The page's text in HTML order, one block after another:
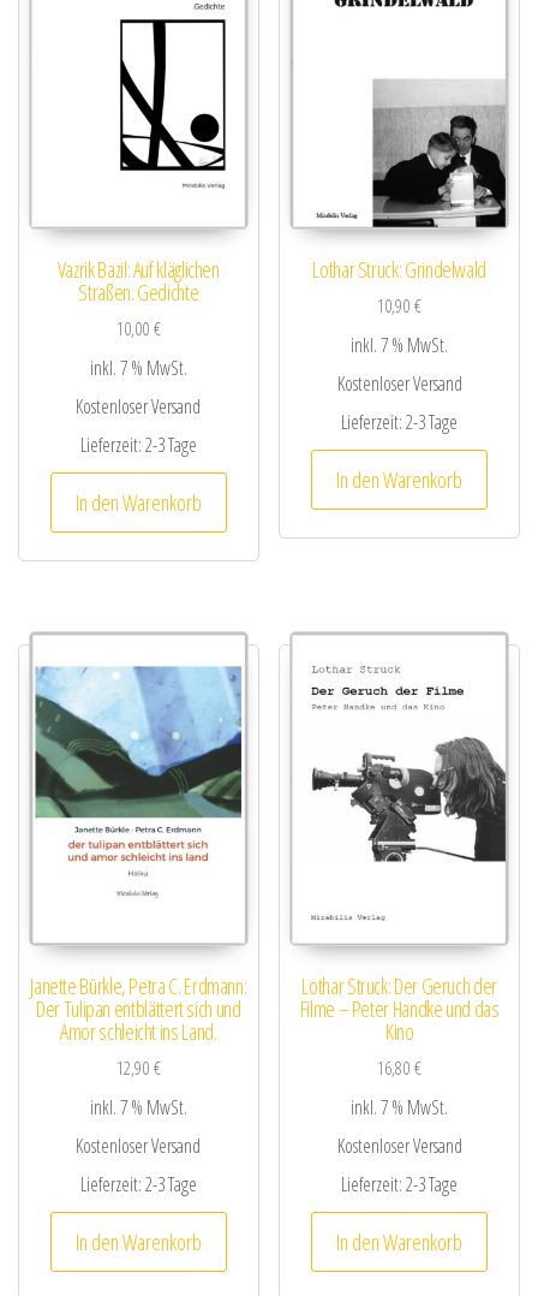
Vazrik Bazil: Auf kläglichen
Straßen. Gedichte
10,00€
inkl. 7 % MwSt.
Kostenloser Versand
Lieferzeit:2-3 Tage
In den Warenkorb
Lothar Struck: Grindelwald
10,90€
inkl. 7 % MwSt.
Kostenloser Versand
Lieferzeit:2-3 Tage
In den Warenkorb
Janette Bürkle, Petra C. Erdmann:
Der Tulipan entblättert sich und
Amor schleicht ins Land.
12,90€
inkl. 7 % MwSt.
Kostenloser Versand
Lieferzeit:2-3 Tage
In den Warenkorb
Lothar Struck: Der Geruch der
Filme – Peter Handke und das
Kino
16,80€
inkl. 7 % MwSt.
Kostenloser Versand
Lieferzeit:2-3 Tage
In den Warenkorb